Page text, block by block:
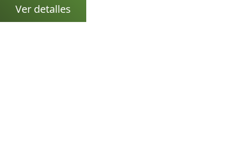
Ver detalles